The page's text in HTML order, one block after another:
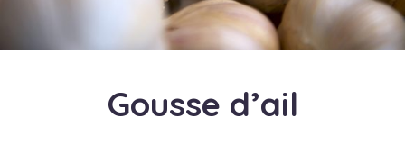
Gousse d’ail